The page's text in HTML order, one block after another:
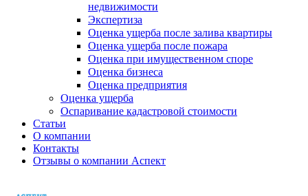
недвижимости
Экспертиза
Оценка ущерба после залива квартиры
Оценка ущерба после пожара
Оценка при имущественном споре
Оценка бизнеса
Оценка предприятия
Оценка ущерба
Оспаривание кадастровой стоимости
Статьи
О компании
Контакты
Отзывы о компании Аспект